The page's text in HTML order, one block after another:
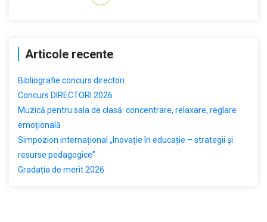
Articole recente
Bibliografie concurs directori
Concurs DIRECTORI 2026
Muzică pentru sala de clasă: concentrare, relaxare, reglare
emoțională
Simpozion internațional „Inovație în educație – strategii și
resurse pedagogice”
Gradația de merit 2026